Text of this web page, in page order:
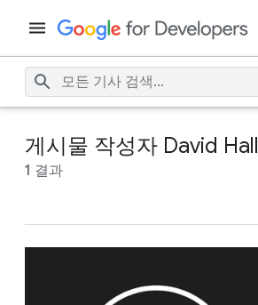
게시물 작성자 David Hall
1 결과